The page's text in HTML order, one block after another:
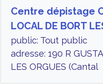
Centre dépistage
LOCAL DE BORT
public: Tout public
adresse: 190 R
LES ORGUES (Cantal